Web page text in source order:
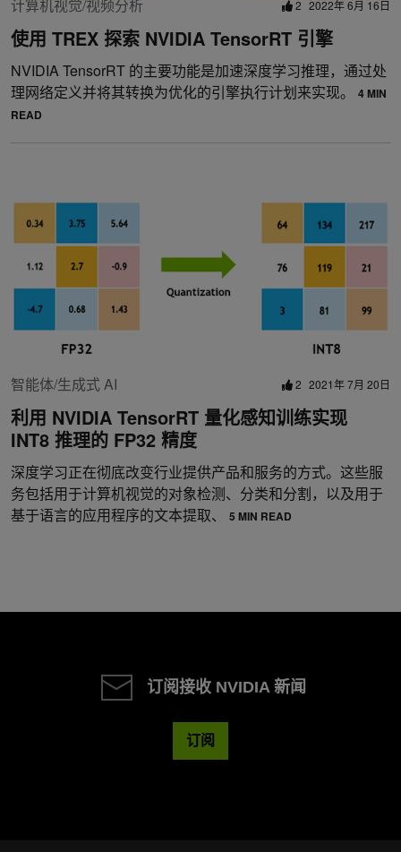
计算机视觉/视频分析 2 2022年 6月 16日
使用 TREX 探索 NVIDIA TensorRT 引擎
NVIDIA TensorRT 的主要功能是加速深度学习推理，通过处
理网络定义并将其转换为优化的引擎执行计划来实现。
4 MIN
READ
智能体/生成式 AI 2 2021年 7月 20日
利用 NVIDIA TensorRT 量化感知训练实现
INT8 推理的 FP32 精度
深度学习正在彻底改变行业提供产品和服务的方式。这些服
务包括用于计算机视觉的对象检测、分类和分割，以及用于
基于语言的应用程序的文本提取、
5 MIN READ
订阅接收 NVIDIA 新闻
订阅